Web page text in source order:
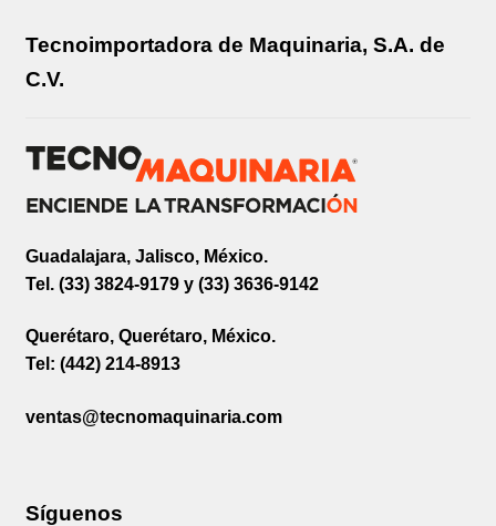
Tecnoimportadora de Maquinaria, S.A. de
C.V.
Guadalajara, Jalisco, México.
Tel. (33) 3824-9179 y (33) 3636-9142
Querétaro, Querétaro, México.
Tel: (442) 214-8913
ventas@tecnomaquinaria.com
Síguenos